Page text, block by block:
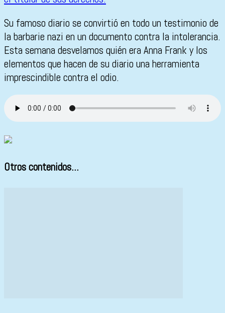
Su famoso diario se convirtió en todo un testimonio de
la barbarie nazi en un documento contra la intolerancia.
Esta semana desvelamos quién era Anna Frank y los
elementos que hacen de su diario una herramienta
imprescindible contra el odio.
Otros contenidos...